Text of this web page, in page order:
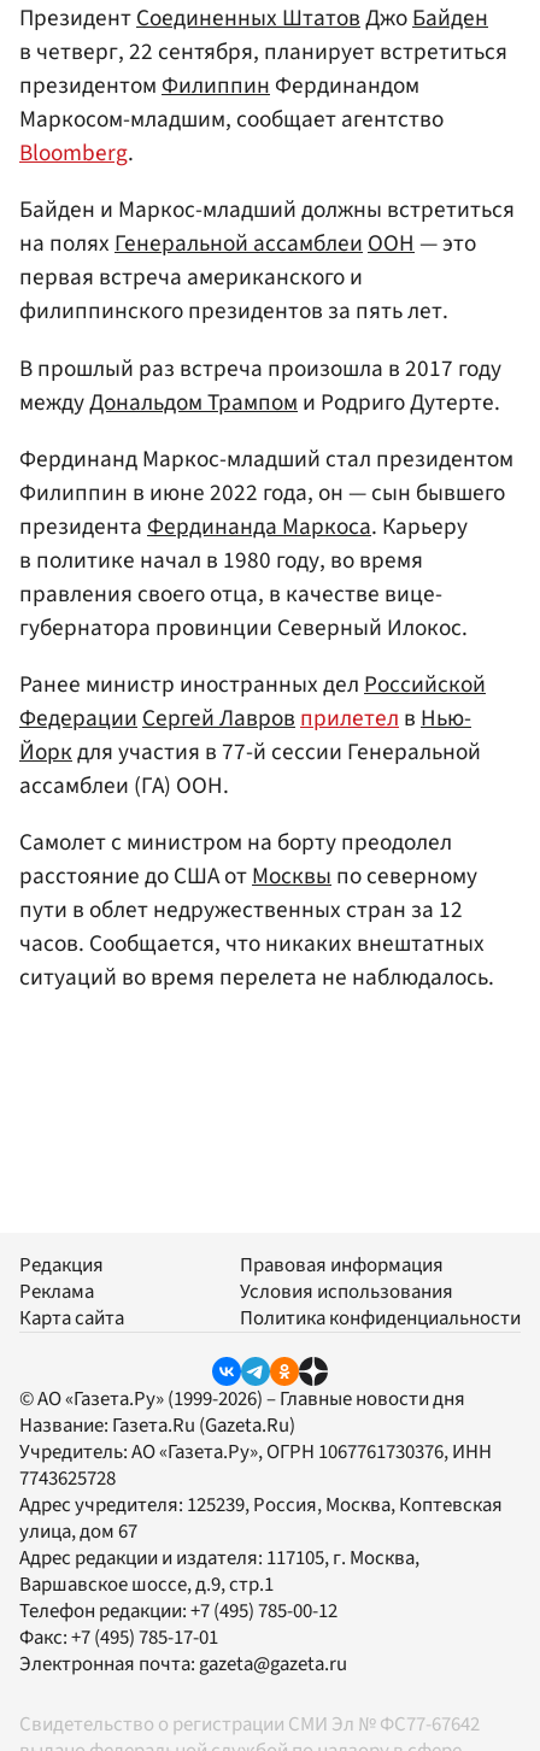
ПрезидентСоединенных ШтатовДжоБайден
в четверг, 22 сентября, планирует встретиться
президентомФилиппинФердинандом
Маркосом-младшим, сообщает агентство
Bloomberg.
Байден и Маркос-младший должны встретиться
на поляхГенеральной ассамблеиООН— это
первая встреча американского и
филиппинского президентов за пять лет.
В прошлый раз встреча произошла в 2017 году
междуДональдом Трампом и Родриго Дутерте.
Фердинанд Маркос-младший стал президентом
Филиппин в июне 2022 года, он — сын бывшего
президентаФердинанда Маркоса. Карьеру
в политике начал в 1980 году, во время
правления своего отца, в качестве вице-
губернатора провинции Северный Илокос.
Ранее министр иностранных делРоссийской
ФедерацииСергей ЛавровприлетелвНью-
Йоркдля участия в 77-й сессии Генеральной
ассамблеи (ГА) ООН.
Самолет с министром на борту преодолел
расстояние до США отМосквыпо северному
пути в облет недружественных стран за 12
часов. Сообщается, что никаких внештатных
ситуаций во время перелета не наблюдалось.
Редакция
Реклама
Карта сайта
Правовая информация
Условия использования
Политика конфиденциальности
© АО «Газета.Ру» (1999-2026) – Главные новости дня
Название: Газета.Ru (Gazeta.Ru)
Учредитель:АО «Газета.Ру», ОГРН 1067761730376, ИНН
7743625728
Адрес учредителя: 125239, Россия, Москва, Коптевская
улица, дом 67
Адрес редакции и издателя: 117105, г. Москва,
Варшавское шоссе, д.9, стр.1
Телефон редакции:+7 (495) 785-00-12
Факс:+7 (495) 785-17-01
Электронная почта: gazeta@gazeta.ru
Свидетельство о регистрации СМИ Эл № ФС77-67642